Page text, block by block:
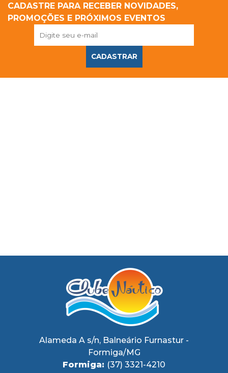
CADASTRE PARA RECEBER NOVIDADES,
PROMOÇÕES E PRÓXIMOS EVENTOS
Alameda A s/n, Balneário Furnastur -
Formiga/MG
Formiga: (37) 3321-4210